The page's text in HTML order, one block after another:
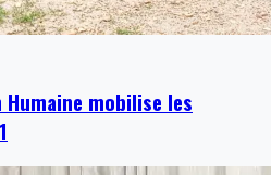
mobilise les